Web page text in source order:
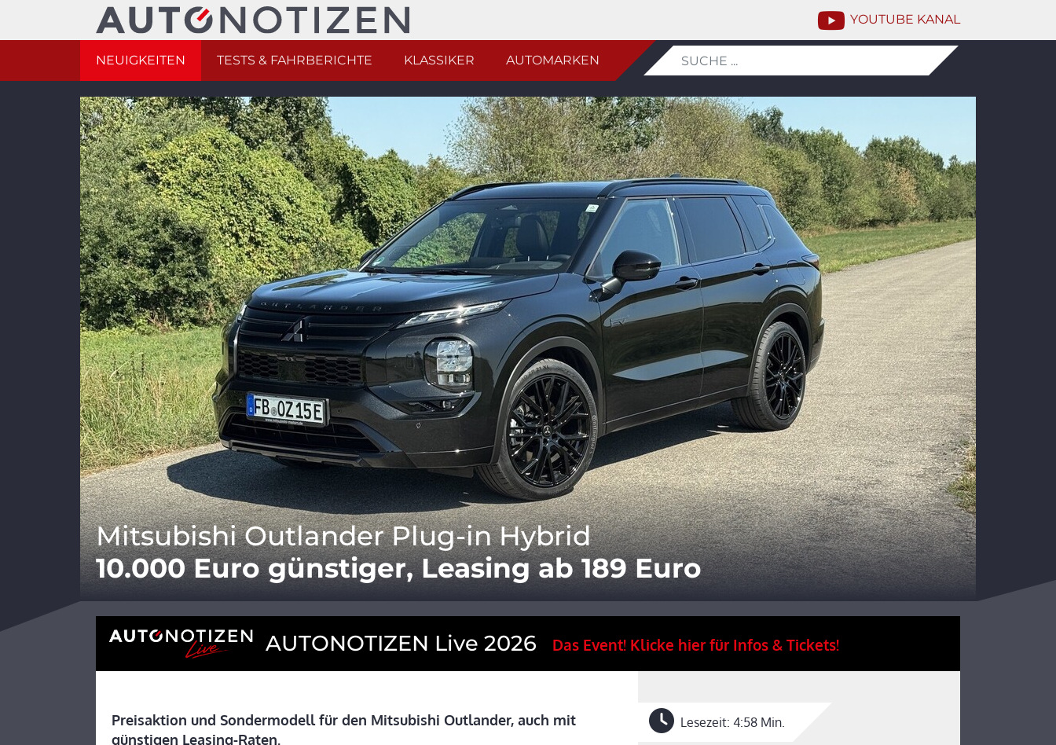
YOUTUBE KANAL
NEUIGKEITEN TESTS & FAHRBERICHTE KLASSIKER AUTOMARKEN
Mitsubishi Outlander Plug-in Hybrid
10.000 Euro günstiger, Leasing ab 189 Euro
AUTONOTIZEN Live 2026 Das Event! Klicke hier für Infos & Tickets!
Preisaktion und Sondermodell für den Mitsubishi Outlander, auch mit
günstigen Leasing-Raten.
Lesezeit: 4:58 Min.